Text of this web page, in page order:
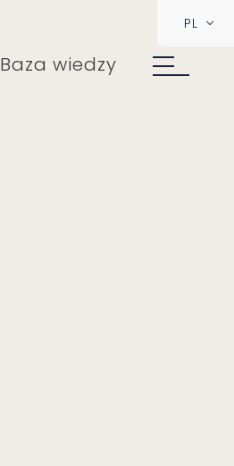
Baza wiedzy
PL